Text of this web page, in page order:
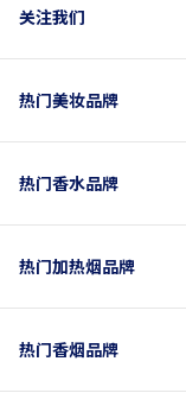
关注我们
热门美妆品牌
热门香水品牌
热门加热烟品牌
热门香烟品牌